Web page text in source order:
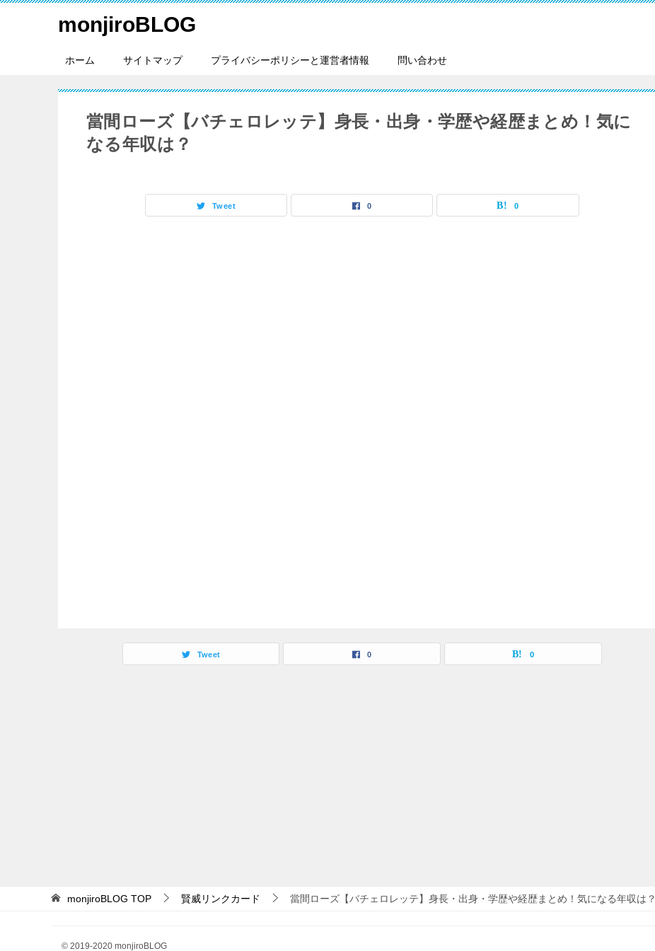
monjiroBLOG
ホーム サイトマップ プライバシーポリシーと運営者情報 問い合わせ
當間ローズ【バチェロレッテ】身長・出身・学歴や経歴まとめ！気に
なる年収は？
Tweet 0 0
Tweet 0 0
monjiroBLOG TOP 賢威リンクカード 當間ローズ【バチェロレッテ】身長・出身・学歴や経歴まとめ！気になる年収は？
© 2019-2020 monjiroBLOG